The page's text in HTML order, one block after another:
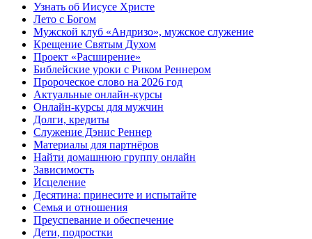
Узнать об Иисусе Христе
Лето с Богом
Мужской клуб «Андризо», мужское служение
Крещение Святым Духом
Проект «Расширение»
Библейские уроки с Риком Реннером
Пророческое слово на 2026 год
Актуальные онлайн-курсы
Онлайн-курсы для мужчин
Долги, кредиты
Служение Дэнис Реннер
Материалы для партнёров
Найти домашнюю группу онлайн
Зависимость
Исцеление
Десятина: принесите и испытайте
Семья и отношения
Преуспевание и обеспечение
Дети, подростки